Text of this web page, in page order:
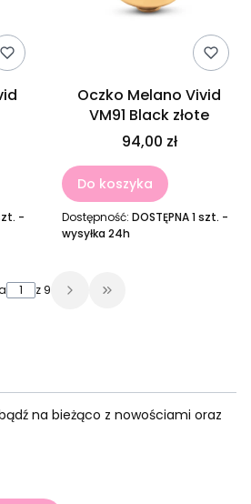
-
Oczko Melano Vivid
VM91 Black złote
94,00 zł
Do koszyka
Dostępność: DOSTĘPNA 1 szt. -
wysyłka 24h
z 9 Przejdź do ostatniej
na bieżąco z nowościami oraz